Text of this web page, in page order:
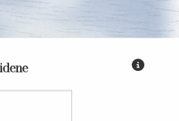
Fyll inn passordet du har